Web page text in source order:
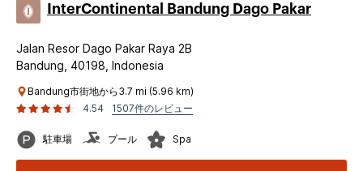
InterContinental Bandung Dago Pakar
Jalan Resor Dago Pakar Raya 2B
Bandung, 40198, Indonesia
Bandung市街地から3.7 mi (5.96 km)
4.54
1507件のレビュー
駐車場 プール Spa